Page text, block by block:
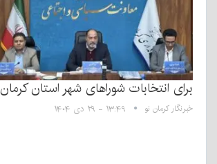
برای انتخابات شوراهای شهر استان کرمان
خبرنگار کرمان نو ۱۳:۴۹ - ۲۹ دی ۱۴۰۴